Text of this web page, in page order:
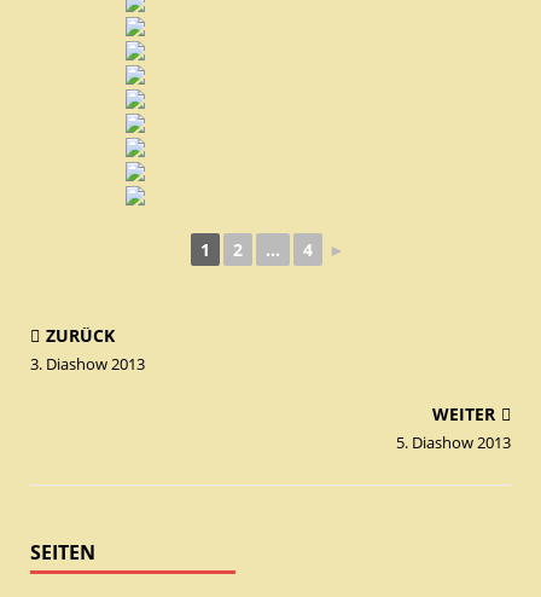
1 2 ... 4 ►
ZURÜCK
3. Diashow 2013
WEITER
5. Diashow 2013
SEITEN